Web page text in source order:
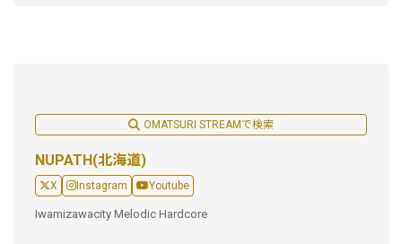
OMATSURI STREAMで検索
NUPATH(北海道)
X Instagram Youtube
Iwamizawacity Melodic Hardcore